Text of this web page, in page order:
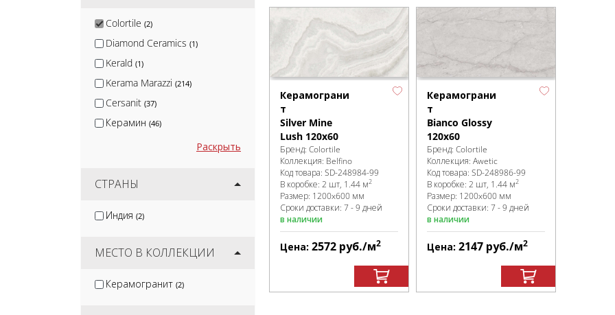
Colortile (2)
Diamond Ceramics (1)
Kerald (1)
Kerama Marazzi (214)
Cersanit (37)
Керамин (46)
Keratile
Керлайф
Раскрыть
СТРАНЫ
Индия (2)
МЕСТО В КОЛЛЕКЦИИ
Керамогранит (2)
Керамограни
т
Silver Mine
Lush 120x60
Бренд: Colortile
Коллекция: Belfino
Код товара: SD-248984-99
В коробке: 2 шт, 1.44 м2
Размер: 1200x600 мм
Сроки доставки: 7 - 9 дней
в наличии
Цена: 2572 руб./м2
Керамограни
т
Bianco Glossy
120x60
Бренд: Colortile
Коллекция: Awetic
Код товара: SD-248986-99
В коробке: 2 шт, 1.44 м2
Размер: 1200x600 мм
Сроки доставки: 7 - 9 дней
в наличии
Цена: 2147 руб./м2